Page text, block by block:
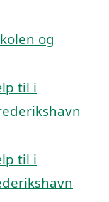
og
til i
til i